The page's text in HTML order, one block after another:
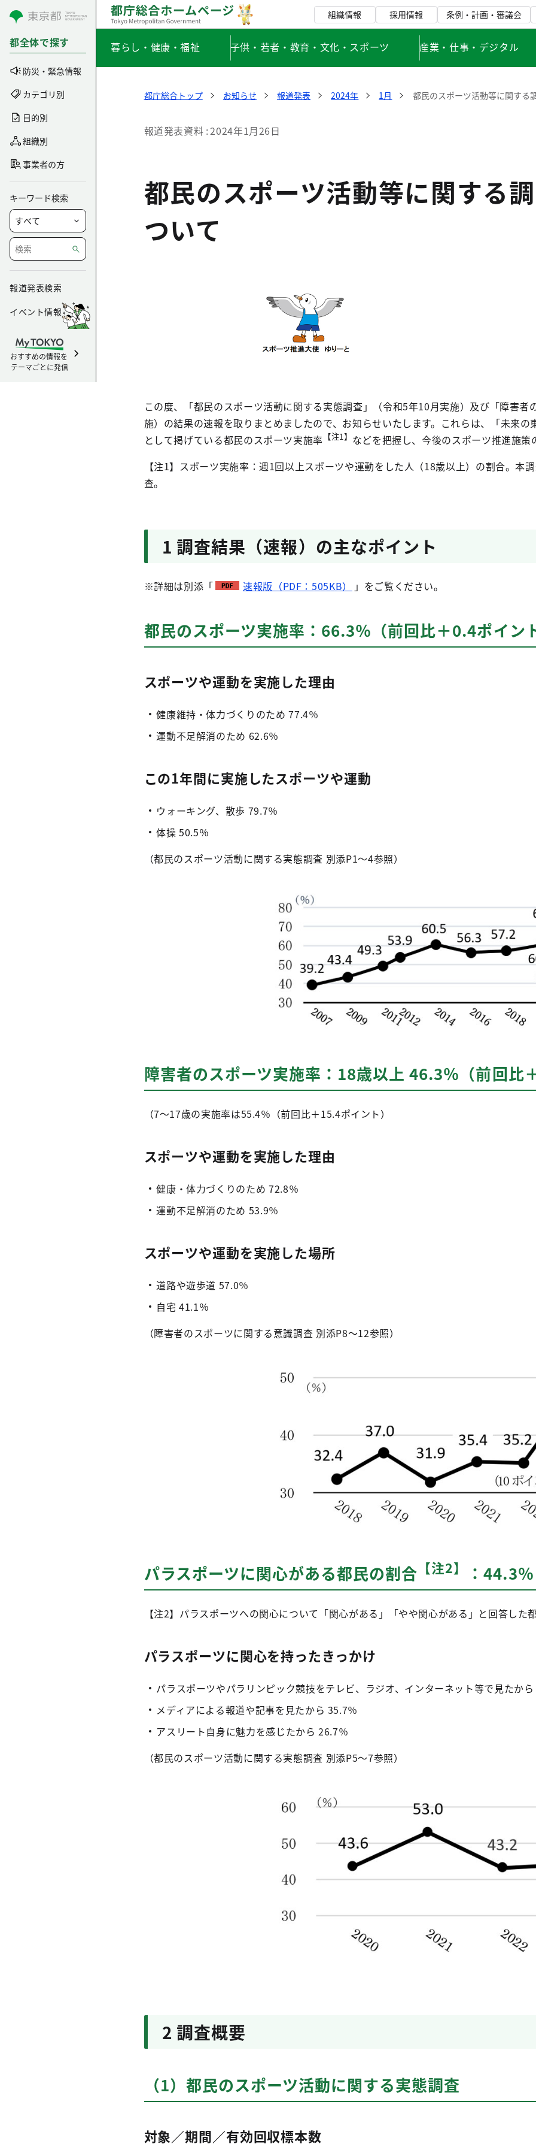
コンテンツにスキップ
都全体で探す
防災・緊急情報
カテゴリ別
目的別
組織別
事業者の方
キーワード検索
報道発表検索
イベント情報
おすすめの情報を
テーマごとに発信
組織情報 採用情報 条例・計画・審議会
暮らし・健康・福祉 子供・若者・教育・文化・スポーツ 産業・仕事・デジタル
都庁総合トップ お知らせ 報道発表 2024年 1月 都民のスポーツ活動等に関する
報道発表資料 2024年1月26日
都民のスポーツ活動等に関する
ついて
この度、「都民のスポーツ活動に関する実態調査」（令和5年10月実施）及び「障害
施）の結果の速報を取りまとめましたので、お知らせいたします。これらは、「未来
として掲げている都民のスポーツ実施率 【注1】 などを把握し、今後のスポーツ推進施
【注1】スポーツ実施率：週1回以上スポーツや運動をした人（18歳以上）の割合。本
査。
1 調査結果（速報）の主なポイント
※詳細は別添「 速報版（PDF：505KB） 」をご覧ください。
都民のスポーツ実施率：66.3％（前回比＋0.4ポイン
スポーツや運動を実施した理由
健康維持・体力づくりのため 77.4％
運動不足解消のため 62.6％
この1年間に実施したスポーツや運動
ウォーキング、散歩 79.7％
体操 50.5％
（都民のスポーツ活動に関する実態調査 別添P1～4参照）
障害者のスポーツ実施率：18歳以上 46.3％（前回比
（7～17歳の実施率は55.4％（前回比＋15.4ポイント）
スポーツや運動を実施した理由
健康・体力づくりのため 72.8％
運動不足解消のため 53.9％
スポーツや運動を実施した場所
道路や遊歩道 57.0％
自宅 41.1％
（障害者のスポーツに関する意識調査 別添P8～12参照）
パラスポーツに関心がある都民の割合 【注2】 ：44.3
【注2】パラスポーツへの関心について「関心がある」「やや関心がある」と回答した
パラスポーツに関心を持ったきっかけ
パラスポーツやパラリンピック競技をテレビ、ラジオ、インターネット等で見たか
メディアによる報道や記事を見たから 35.7％
アスリート自身に魅力を感じたから 26.7％
（都民のスポーツ活動に関する実態調査 別添P5～7参照）
2 調査概要
（1）都民のスポーツ活動に関する実態調査
対象／期間／有効回収標本数